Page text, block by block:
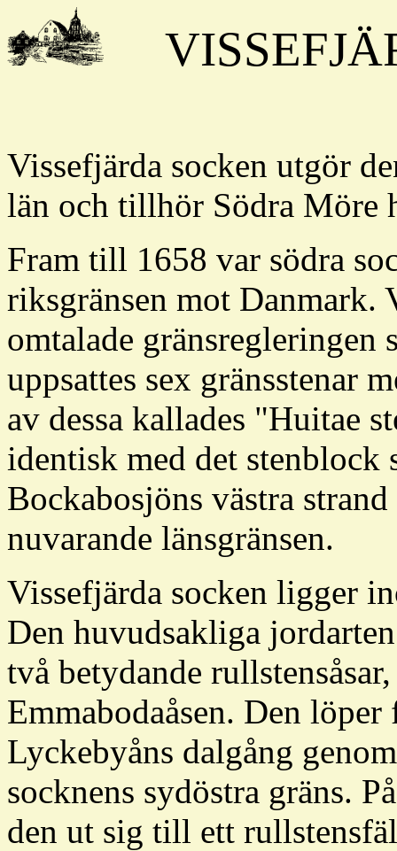
Vissefjärda socken utgör
län och tillhör Södra Möre
Fram till 1658 var södra
riksgränsen mot Danmark.
omtalade gränsregleringen
uppsattes sex gränsstenar
av dessa kallades "Huitae
identisk med det stenblock
Bockabosjöns västra
nuvarande länsgränsen.
Vissefjärda socken ligger
Den huvudsakliga
två betydande
Emmabodaåsen. Den
Lyckebyåns dalgång
socknens sydöstra gräns.
den ut sig till ett